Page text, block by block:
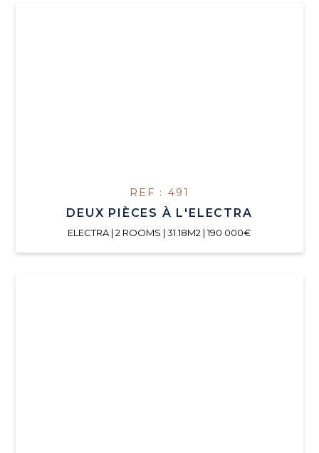
REF : 491
DEUX PIÈCES À L'ELECTRA
ELECTRA | 2 ROOMS | 31.18M2 | 190 000€